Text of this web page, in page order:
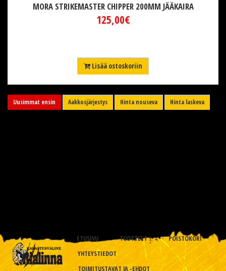
MORA STRIKEMASTER CHIPPER 200MM JÄÄKAIRA
125,00€
Lisää ostoskoriin
Uusimmat ensin Aakkosjärjestys Hinta nouseva Hinta laskeva
ETUSIVU TUOTTEET
POISTOKORI
YHTEYSTIEDOT
TOIMITUSTAVAT JA -EHDOT